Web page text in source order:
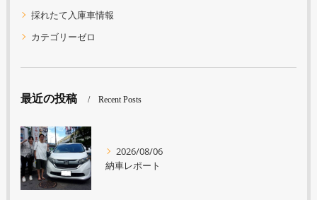
採れたて入庫車情報
カテゴリーゼロ
最近の投稿 Recent Posts
2026/08/06
納車レポート